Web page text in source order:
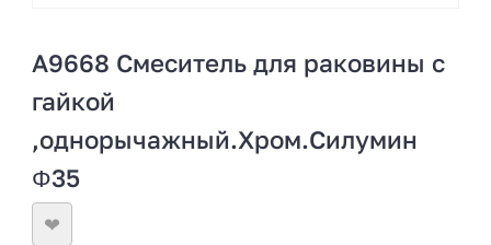
A9668 Смеситель для раковины с
гайкой
,однорычажный.Хром.Силумин
Φ35
❤